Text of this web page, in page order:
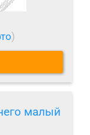
)
малый